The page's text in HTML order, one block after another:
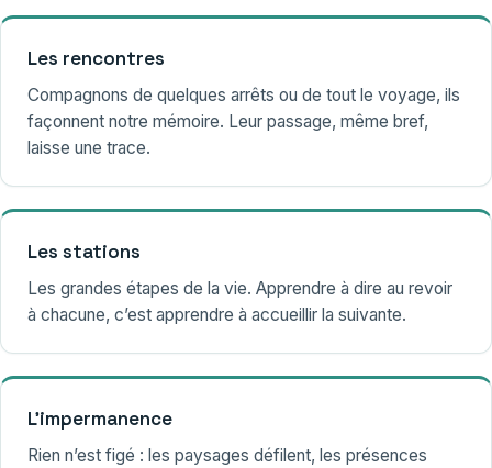
Les rencontres
Compagnons de quelques arrêts ou de tout le voyage, ils
façonnent notre mémoire. Leur passage, même bref,
laisse une trace.
Les stations
Les grandes étapes de la vie. Apprendre à dire au revoir
à chacune, c’est apprendre à accueillir la suivante.
L’impermanence
Rien n’est figé : les paysages défilent, les présences